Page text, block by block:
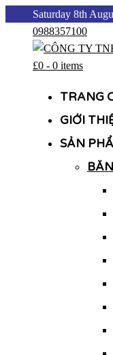
content
Saturday 8th
0988357100
£0 - 0 items
TRANG
GIỚI
SẢN